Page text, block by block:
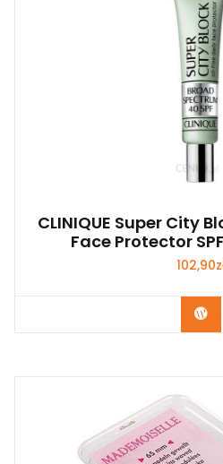
CLINIQUE Super City
Face Protector
102,90